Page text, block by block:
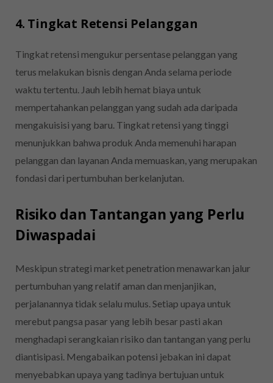
4. Tingkat Retensi Pelanggan
Tingkat retensi mengukur persentase pelanggan yang
terus melakukan bisnis dengan Anda selama periode
waktu tertentu. Jauh lebih hemat biaya untuk
mempertahankan pelanggan yang sudah ada daripada
mengakuisisi yang baru. Tingkat retensi yang tinggi
menunjukkan bahwa produk Anda memenuhi harapan
pelanggan dan layanan Anda memuaskan, yang merupakan
fondasi dari pertumbuhan berkelanjutan.
Risiko dan Tantangan yang Perlu
Diwaspadai
Meskipun strategi market penetration menawarkan jalur
pertumbuhan yang relatif aman dan menjanjikan,
perjalanannya tidak selalu mulus. Setiap upaya untuk
merebut pangsa pasar yang lebih besar pasti akan
menghadapi serangkaian risiko dan tantangan yang perlu
diantisipasi. Mengabaikan potensi jebakan ini dapat
menyebabkan upaya yang tadinya bertujuan untuk